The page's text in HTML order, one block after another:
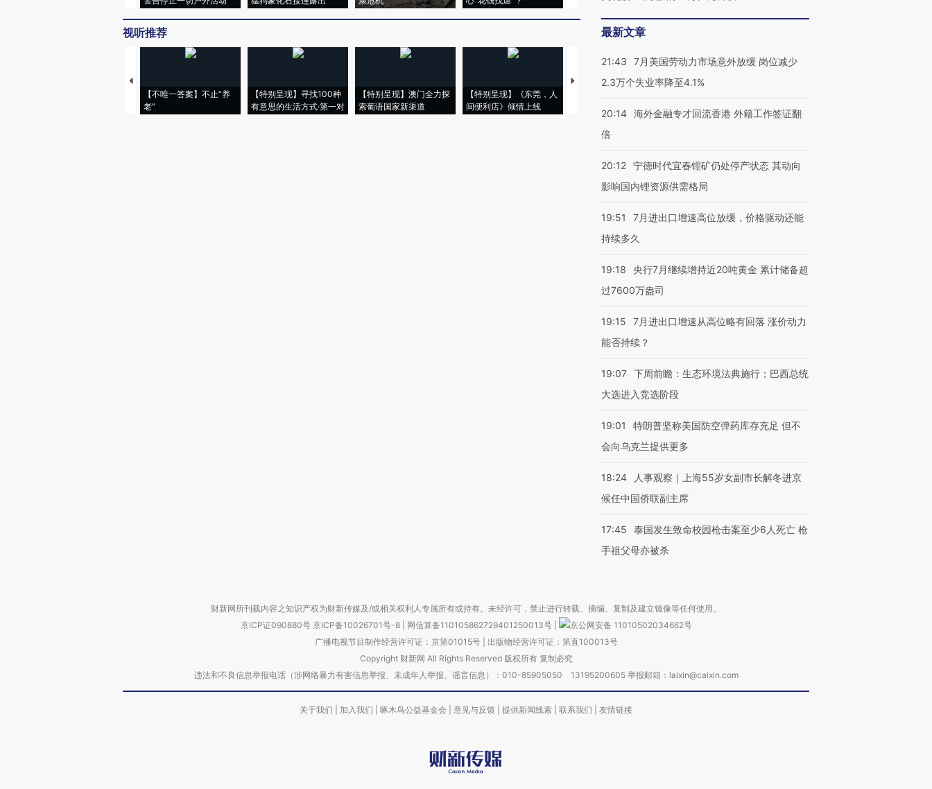
视听推荐
【不唯一答案】不止“养
老”
【特别呈现】寻找100种
有意思的生活方式·第一对
【特别呈现】澳门全力探
索葡语国家新渠道
【特别呈现】《东莞，人
间便利店》倾情上线
【推广】走进第四届链博
有意思的生活方式·第三对
住三大增长引擎是什么？
最新文章
21:43
7月美国劳动力市场意外放缓 岗位减少
2.3万个失业率降至4.1%
20:14 海外金融专才回流香港 外籍工作签证翻
倍
20:12 宁德时代宜春锂矿仍处停产状态 其动向
影响国内锂资源供需格局
19:51
7月进出口增速高位放缓，价格驱动还能
持续多久
19:18
央行7月继续增持近20吨黄金 累计储备超
过7600万盎司
19:15
7月进出口增速从高位略有回落 涨价动力
能否持续？
19:07 下周前瞻：生态环境法典施行；巴西总统
大选进入竞选阶段
19:01
特朗普坚称美国防空弹药库存充足 但不
会向乌克兰提供更多
18:24
人事观察｜上海55岁女副市长解冬进京
候任中国侨联副主席
17:45
泰国发生致命校园枪击案至少6人死亡 枪
手祖父母亦被杀
财新网所刊载内容之知识产权为财新传媒及/或相关权利人专属所有或持有。未经许可，禁止进行转载、摘编、复制及建立镜像等任何使用。
京ICP证090880号 京ICP备10026701号-8 网信算备110105862729401250013号
京公网安备 11010502034662号
广播电视节目制作经营许可证：京第01015号| 出版物经营许可证：第直100013号
Copyright 财新网 All Rights Reserved 版权所有 复制必究
违法和不良信息举报电话（涉网络暴力有害信息举报、未成年人举报、谣言信息）：010-85905050 13195200605 举报邮箱：laixin@caixin.com
关于我们 加入我们 啄木鸟公益基金会 意见与反馈 提供新闻线索 联系我们 友情链接